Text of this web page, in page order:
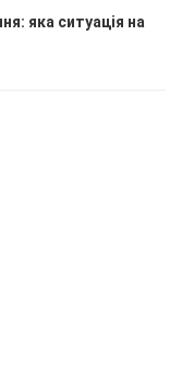
яка ситуація на